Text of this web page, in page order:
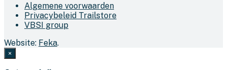
Algemene voorwaarden
Privacybeleid Trailstore
VBSI group
Website: Feka.
×